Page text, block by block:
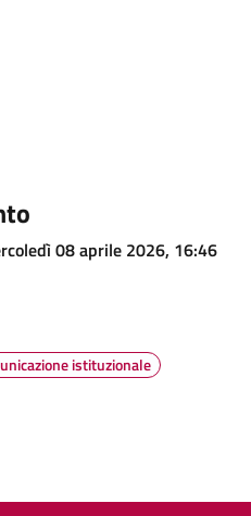
08 aprile 2026, 16:46
istituzionale